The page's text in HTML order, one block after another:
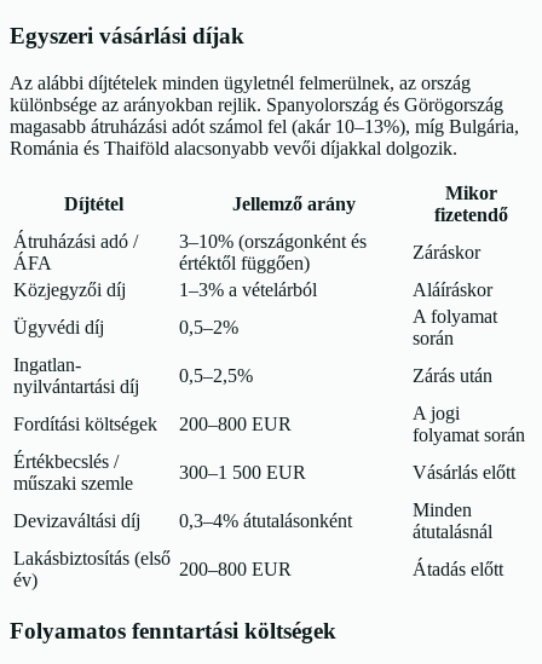
Egyszeri vásárlási díjak
Az alábbi díjtételek minden ügyletnél felmerülnek, az ország
különbsége az arányokban rejlik. Spanyolország és Görögország
magasabb átruházási adót számol fel (akár 10–13%), míg Bulgária,
Románia és Thaiföld alacsonyabb vevői díjakkal dolgozik.
Díjtétel Jellemző arány
Mikor
fizetendő
Átruházási adó /
ÁFA
3–10% (országonként és
értéktől függően)
Záráskor
Közjegyzői díj
1–3% a vételárból
Aláíráskor
Ügyvédi díj
0,5–2%
A folyamat
során
Ingatlan-
nyilvántartási díj
0,5–2,5% Zárás után
Fordítási költségek 200–800 EUR
A jogi
folyamat során
Értékbecslés /
műszaki szemle
300–1 500 EUR Vásárlás előtt
Devizaváltási díj 0,3–4% átutalásonként
Minden
átutalásnál
Lakásbiztosítás (első
év)
200–800 EUR Átadás előtt
Folyamatos fenntartási költségek